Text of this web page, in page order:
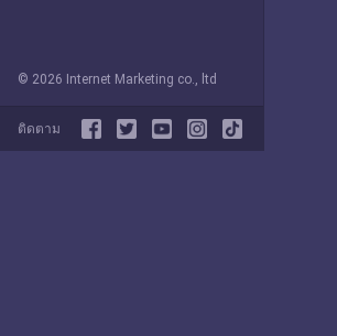
© 2026 Internet Marketing co., ltd
ติดตาม